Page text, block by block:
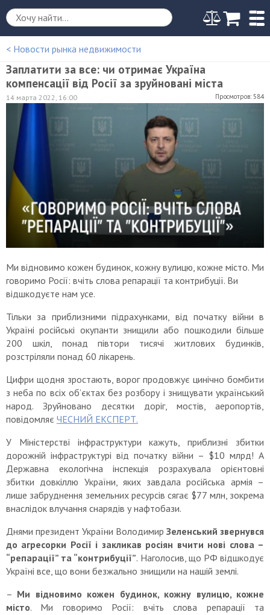
< Новости рынка недвижимости
Заплатити за все: чи отримає Україна
компенсації від Росії за зруйновані міста
Просмотров: 584
14 марта 2022, 16:00
Ми відновимо кожен будинок, кожну вулицю, кожне місто. Ми
говоримо Росії: вчіть слова репарації та контрибуції. Ви
відшкодуєте нам усе.
Тільки за приблизними підрахунками, від початку війни в
Україні російські окупанти знищили або пошкодили більше
200 шкіл, понад півтори тисячі житлових будинків,
розстріляли понад 60 лікарень.
Цифри щодня зростають, ворог продовжує цинічно бомбити
з неба по всіх об’єктах без розбору і знищувати український
народ. Зруйновано десятки доріг, мостів, аеропортів,
повідомляє ЧЕСНИЙ ЕКСПЕРТ.
У Міністерстві інфраструктури кажуть, приблизні збитки
дорожній інфраструктурі від початку війни – $10 млрд! А
Державна екологічна інспекція розрахувала орієнтовні
збитки довкіллю України, яких завдала російська армія –
лише забруднення земельних ресурсів сягає $77 млн, зокрема
внаслідок влучання снарядів у нафтобази.
Днями президент України Володимир Зеленський звернувся
до агресорки Росії і закликав росіян вчити нові слова –
“репарації” та “контрибуції”. Наголосив, що РФ відшкодує
Україні все, що вони безжально знищили на нашій землі.
– Ми відновимо кожен будинок, кожну вулицю, кожне
місто. Ми говоримо Росії: вчіть слова репарації та